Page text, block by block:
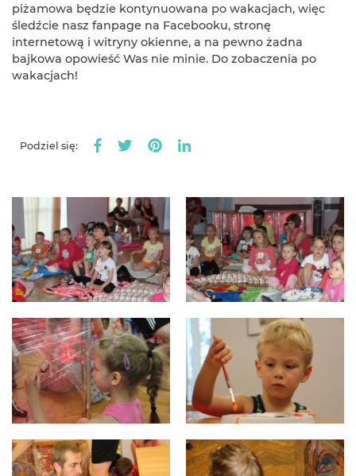
piżamowa będzie kontynuowana po wakacjach, więc
śledźcie nasz fanpage na Facebooku, stronę
internetową i witryny okienne, a na pewno żadna
bajkowa opowieść Was nie minie. Do zobaczenia po
wakacjach!
Podziel się: